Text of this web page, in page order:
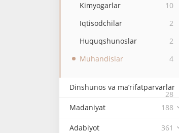
Kimyogarlar
10
Iqtisodchilar
2
Huquqshunoslar
2
Muhandislar
4
Dinshunos va ma’rifatparvarlar
28
Madaniyat
188
Adabiyot 361